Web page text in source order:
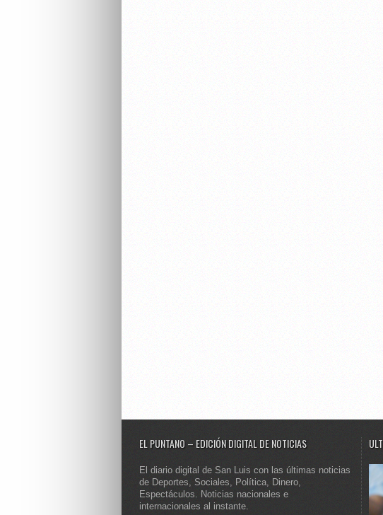
EL PUNTANO – EDICIÓN DIGITAL DE NOTICIAS
El diario digital de San Luis con las últimas noticias
de Deportes, Sociales, Política, Dinero,
Espectáculos. Noticias nacionales e
internacionales al instante.